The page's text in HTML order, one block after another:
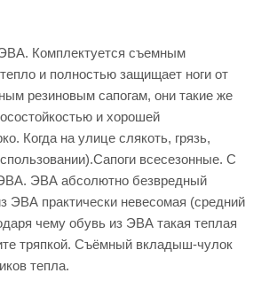
ЭВА. Комплектуется съемным
и полностью защищает ноги от
резиновым сапогам, они такие же
и хорошей
Когда на улице слякоть, грязь,
всесезонные. С
ЭВА абсолютно безвредный
ЭВА практически невесомая (средний
чему обувь из ЭВА такая теплая
тряпкой. Съёмный вкладыш-чулок
тепла.